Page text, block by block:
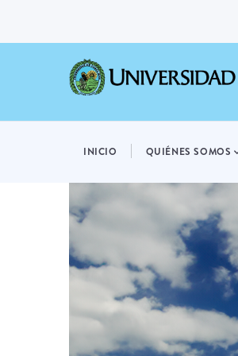
NAVIGATION
INICIO QUIÉNES SOMOS